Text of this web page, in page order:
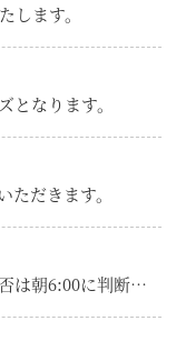
します。
なります。
だきます。
は朝6:00に判断…